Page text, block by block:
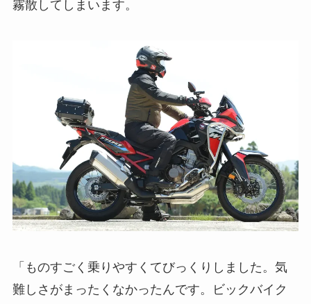
霧散してしまいます。
「ものすごく乗りやすくてびっくりしました。気
難しさがまったくなかったんです。ビックバイク